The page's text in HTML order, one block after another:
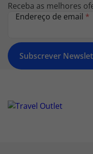
Receba as melhores
Endereço de email *
Subscrever